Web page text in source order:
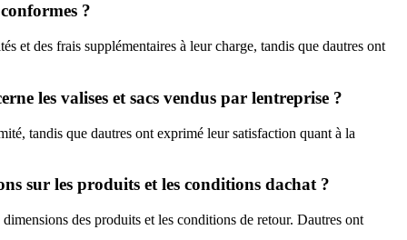
?
et des frais supplémentaires à leur charge, tandis que dautres ont
les valises et sacs vendus par lentreprise ?
tandis que dautres ont exprimé leur satisfaction quant à la
sur les produits et les conditions dachat ?
des produits et les conditions de retour. Dautres ont